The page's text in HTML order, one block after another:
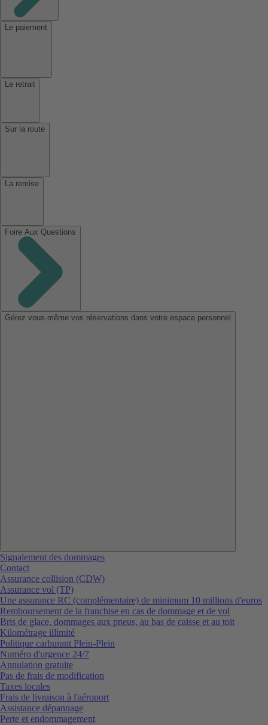
Le paiement
Le retrait
Sur la route
La remise
Foire Aux Questions
Gérez vous-même vos réservations dans votre espace personnel
Signalement des dommages
Contact
Assurance collision (CDW)
Assurance vol (TP)
Une assurance RC (complémentaire) de minimum 10 millions d'euros
Remboursement de la franchise en cas de dommage et de vol
Bris de glace, dommages aux pneus, au bas de caisse et au toit
Kilométrage illimité
Politique carburant Plein-Plein
Numéro d'urgence 24/7
Annulation gratuite
Pas de frais de modification
Taxes locales
Frais de livraison à l'aéroport
Assistance dépannage
Perte et endommagement